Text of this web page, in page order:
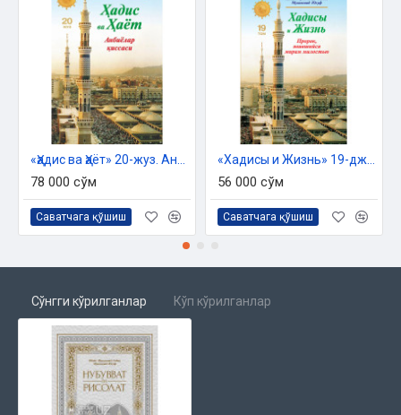
78 000 сўм
Саватчага қўшиш
56 000 сўм
Саватчага қўшиш
Сўнгги кўрилганлар Кўп кўрилганлар